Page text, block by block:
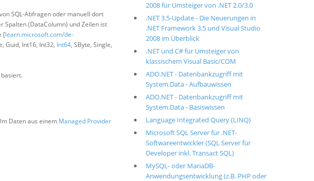
SQL-Abfragen oder manuell dort
Spalten (DataColumn) und Zeilen ist
[learn.microsoft.com/de-
Guid, Int16, Int32, Int64, SByte, Single,
Daten aus einem Managed Provider
2008 für Umsteiger von .NET 2.0/3.0
.NET 3.5-Update - Die Neuerungen in
.NET Framework 3.5 und Visual Studio
2008 im Überblick
.NET und C# für Umsteiger von
klassischem Visual Basic/COM
ADO.NET - Datenbankzugriff mit
System.Data - Aufbauwissen
ADO.NET - Datenbankzugriff mit
System.Data - Basiswissen
Language Integrated Query (LINQ)
Microsoft SQL Server für .NET-
Softwareentwickler (SQL Server für
Developer inkl. Transact SQL)
MySQL- oder MariaDB-
Anwendungsentwicklung (z.B. PHP oder